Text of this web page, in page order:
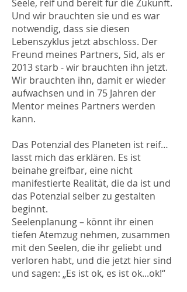
Seele, reif und bereit für die Zukunft.
Und wir brauchten sie und es war
notwendig, dass sie diesen
Lebenszyklus jetzt abschloss. Der
Freund meines Partners, Sid, als er
2013 starb - wir brauchten ihn jetzt.
Wir brauchten ihn, damit er wieder
aufwachsen und in 75 Jahren der
Mentor meines Partners werden
kann.
Das Potenzial des Planeten ist reif…
lasst mich das erklären. Es ist
beinahe greifbar, eine nicht
manifestierte Realität, die da ist und
das Potenzial selber zu gestalten
beginnt.
Seelenplanung – könnt ihr einen
tiefen Atemzug nehmen, zusammen
mit den Seelen, die ihr geliebt und
verloren habt, und die jetzt hier sind
und sagen: „Es ist ok, es ist ok...ok!“